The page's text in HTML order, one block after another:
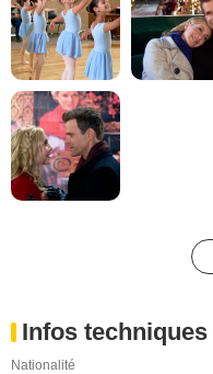
Infos techniques
Nationalité